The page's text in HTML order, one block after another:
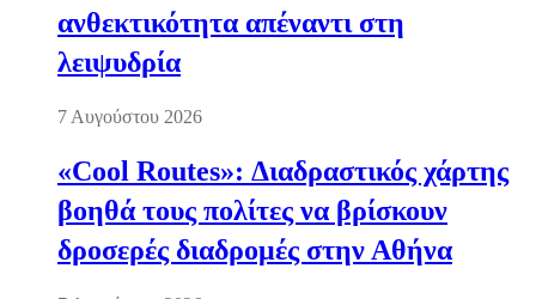
ανθεκτικότητα απέναντι στη
λειψυδρία
7 Αυγούστου 2026
«Cool Routes»: Διαδραστικός χάρτης
βοηθά τους πολίτες να βρίσκουν
δροσερές διαδρομές στην Αθήνα